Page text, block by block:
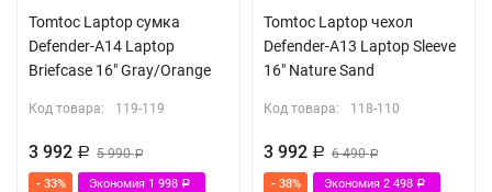
Tomtoc Laptop сумка
Defender-A14 Laptop
Briefcase 16" Gray/Orange
Код товара: 119-119
3 992 Р 5 990Р
- 33% Экономия 1 998 Р
Tomtoc Laptop чехол
Defender-A13 Laptop Sleeve
16" Nature Sand
Код товара: 118-110
3 992 Р 6 490Р
- 38% Экономия 2 498 Р